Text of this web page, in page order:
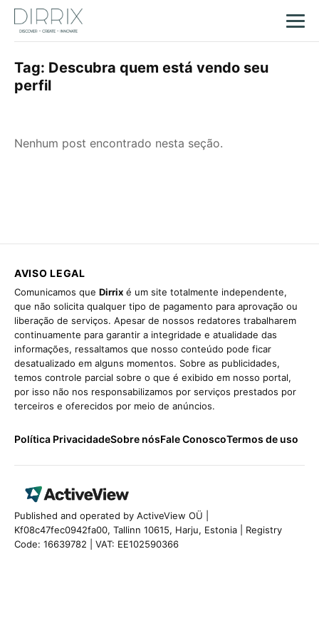
Tag: Descubra quem está vendo seu
perfil
Nenhum post encontrado nesta seção.
AVISO LEGAL
Comunicamos que Dirrix é um site totalmente independente,
que não solicita qualquer tipo de pagamento para aprovação ou
liberação de serviços. Apesar de nossos redatores trabalharem
continuamente para garantir a integridade e atualidade das
informações, ressaltamos que nosso conteúdo pode ficar
desatualizado em alguns momentos. Sobre as publicidades,
temos controle parcial sobre o que é exibido em nosso portal,
por isso não nos responsabilizamos por serviços prestados por
terceiros e oferecidos por meio de anúncios.
Política PrivacidadeSobre nósFale ConoscoTermos de uso
Published and operated by ActiveView OÜ |
Kf08c47fec0942fa00, Tallinn 10615, Harju, Estonia | Registry
Code: 16639782 | VAT: EE102590366